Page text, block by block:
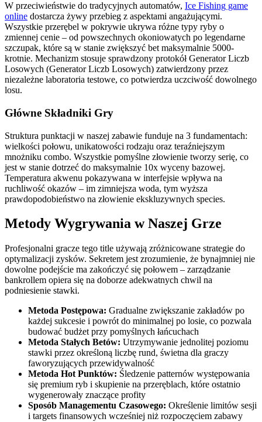
W przeciwieństwie do tradycyjnych automatów, Ice Fishing game
online dostarcza żywy przebieg z aspektami angażującymi.
Wszystkie przerębel w pokrywie ukrywa różne typy ryby o
zmiennej cenie – od powszechnych okoniowatych po legendarne
szczupak, które są w stanie zwiększyć bet maksymalnie 5000-
krotnie. Mechanizm stosuje sprawdzony protokół Generator Liczb
Losowych (Generator Liczb Losowych) zatwierdzony przez
niezależne laboratoria testowe, co potwierdza uczciwość dowolnego
losu.
Główne Składniki Gry
Struktura punktacji w naszej zabawie funduje na 3 fundamentach:
wielkości połowu, unikatowości rodzaju oraz teraźniejszym
mnożniku combo. Wszystkie pomyślne złowienie tworzy serię, co
jest w stanie dotrzeć do maksymalnie 10x wyceny bazowej.
Temperatura akwenu pokazywana w interfejsie wpływa na
ruchliwość okazów – im zimniejsza woda, tym wyższa
prawdopodobieństwo na złowienie ekskluzywnych species.
Metody Wygrywania w Naszej Grze
Profesjonalni gracze tego title używają zróżnicowane strategie do
optymalizacji zysków. Sekretem jest zrozumienie, że bynajmniej nie
dowolne podejście ma zakończyć się połowem – zarządzanie
bankrollem opiera się na doborze adekwatnych chwil na
podniesienie stawki.
Metoda Postępowa: Gradualne zwiększanie zakładów po
każdej sukcesie i powrót do minimalnej po losie, co pozwala
budować budżet przy pomyślnych łańcuchach
Metoda Stałych Betów: Utrzymywanie jednolitej poziomu
stawki przez określoną liczbę rund, świetna dla graczy
faworyzujących przewidywalność
Metoda Hot Punktów: Śledzenie patternów występowania
się premium ryb i skupienie na przeręblach, które ostatnio
wygenerowały znaczące profity
Sposób Managementu Czasowego: Określenie limitów sesji
i targets finansowych wcześniej niż rozpoczęciem zabawy